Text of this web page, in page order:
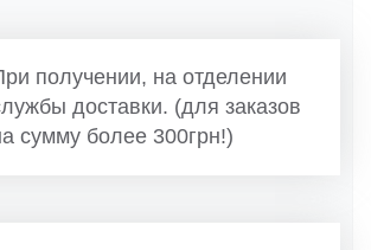
получении, на отделении
доставки. (для заказов
сумму более 300грн!)